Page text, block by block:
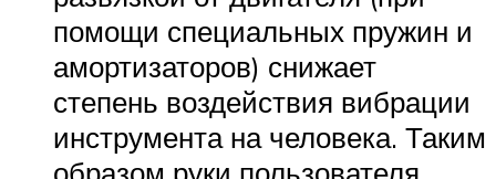
помощи специальных пружин и
амортизаторов) снижает
степень воздействия вибрации
инструмента на человека. Таким